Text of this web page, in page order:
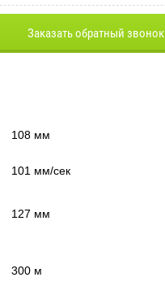
Заказать обратный звонок
108 мм
101 мм/сек
127 мм
300 м